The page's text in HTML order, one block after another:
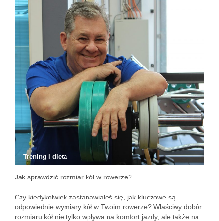
Trening i dieta
Jak sprawdzić rozmiar kół w rowerze?
Czy kiedykolwiek zastanawiałeś się, jak kluczowe są
odpowiednie wymiary kół w Twoim rowerze? Właściwy dobór
rozmiaru kół nie tylko wpływa na komfort jazdy, ale także na